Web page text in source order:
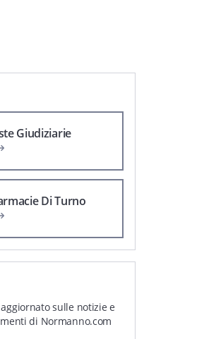
Giudiziarie
Di Turno
sulle notizie e
di Normanno.com